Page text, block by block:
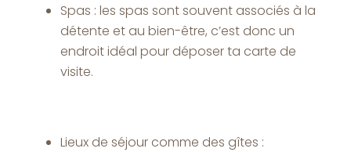
Spas : les spas sont souvent associés à la
détente et au bien-être, c’est donc un
endroit idéal pour déposer ta carte de
visite.
Lieux de séjour comme des gîtes :